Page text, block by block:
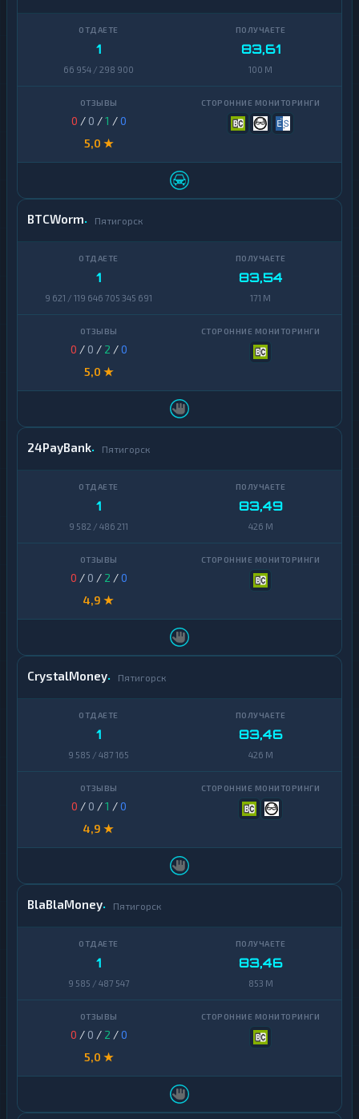
1
66 954 / 298 900
83,61
100 M
0 / 0 /1 /0
5,0 ★
BTCWorm Пятигорск
1
9 621 / 119 646 705 345 691
83,54
171 M
0 / 0 / 2 /0
5,0 ★
24PayBank Пятигорск
1
9 582 / 486 211
83,49
426 M
0 / 0 / 2 /0
4,9 ★
CrystalMoney Пятигорск
1
9 585 / 487 165
83,46
426 M
0 / 0 /1 /0
4,9 ★
BlaBlaMoney Пятигорск
1
9 585 / 487 547
83,46
853 M
0 / 0 / 2 /0
5,0 ★
Waves1